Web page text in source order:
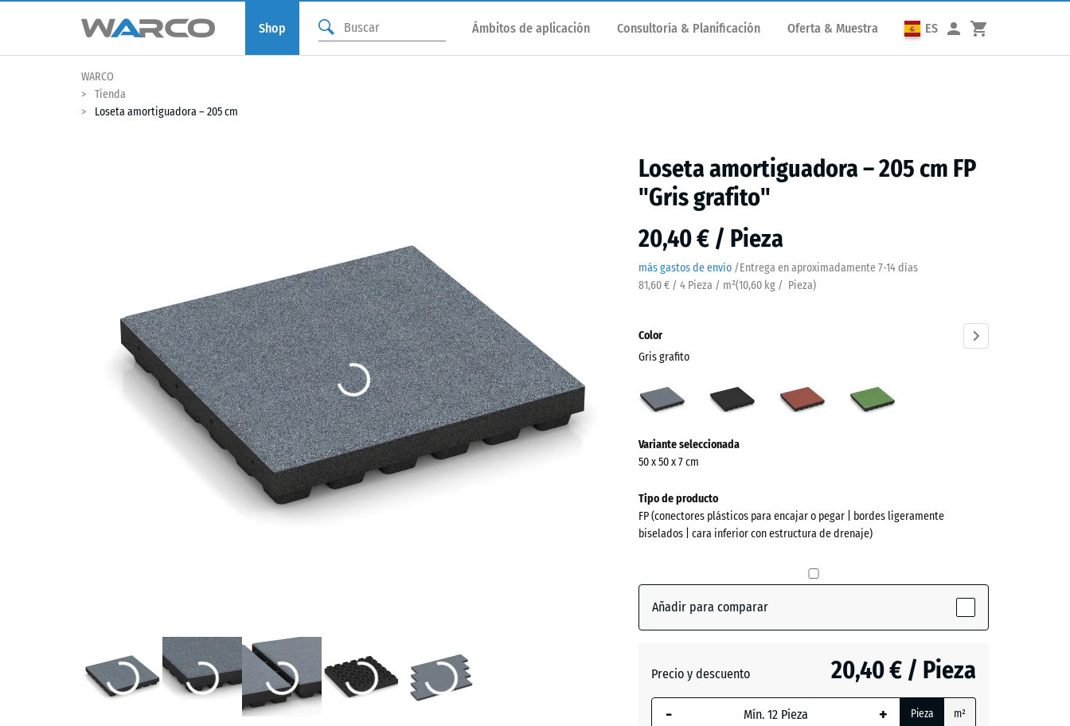
Shop Ámbitos de aplicación Consultoría & Planificación Oferta & Muestra ES
WARCO
Tienda
Loseta amortiguadora – 205 cm
Loseta amortiguadora – 205 cm FP
"Gris grafito"
20,40 € / Pieza
más gastos de envío /Entrega en aproximadamente7-14 días
81,60 € / 4 Pieza / m²(10,60 kg / Pieza)
Color
Gris grafito
grafito
Antracita
tomate
información
sobre
los
colores?
Mostrar
Gris
- 0,50 €
Variante seleccionada
50 x 50 x 7 cm
Tipo de producto
FP (conectores plásticos para encajar o pegar | bordes ligeramente
biselados | cara inferior con estructura de drenaje)
Añadir para comparar
Precio y descuento 20,40 € / Pieza
- + Pieza m²